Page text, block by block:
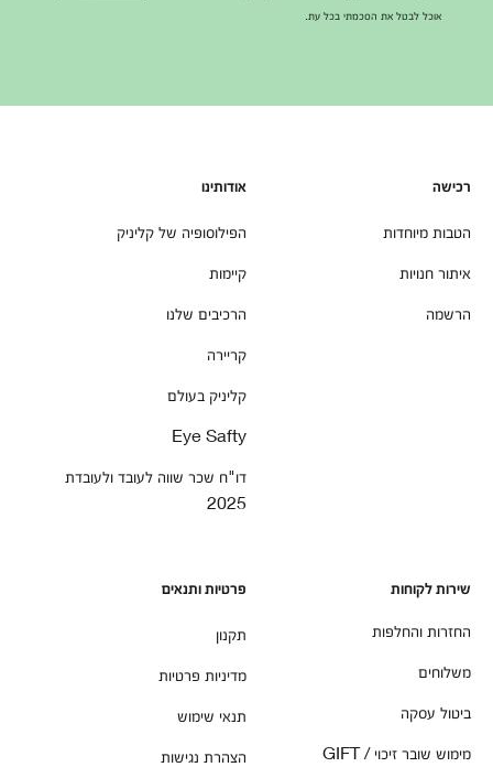
אוכל לבטל את הסכמתי בכל עת.
רכישה
הטבות מיוחדות
איתור חנויות
הרשמה
אודותינו
הפילוסופיה של קליניק
קיימות
הרכיבים שלנו
קריירה
קליניק בעולם
Eye Safty
דו"ח שכר שווה לעובד ולעובדת
2025
שירות לקוחות
החזרות והחלפות
משלוחים
ביטול עסקה
מימוש שובר זיכוי / GIFT
פרטיות ותנאים
תקנון
מדיניות פרטיות
תנאי שימוש
הצהרת נגישות